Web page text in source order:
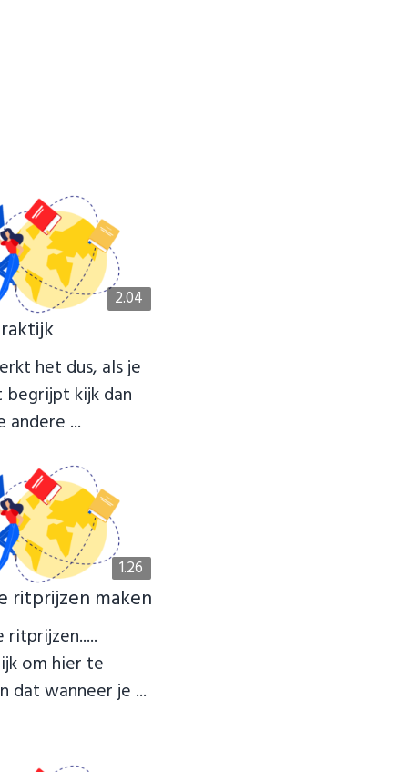
2.04
het dus, als je
kijk dan
andere ...
1.26
ritprijzen maken
ritprijzen.....
om hier te
dat wanneer je ...